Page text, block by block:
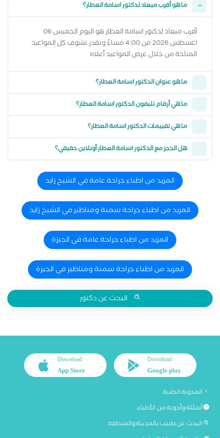
ما هو أقرب ميعاد لدكتور اسامة العطار؟
أقرب ميعاد لدكتور اسامة العطار هو اليوم الخميس 06
اغسطس 2026 من 4:00 مساءً وتقدر تشوف كل المواعيد
المتاحة من خلال عرض المواعيد أعلاه
ما هو عنوان الدكتور اسامة العطار؟
ما هي أرقام تليفون الدكتور اسامة العطار؟
ما هي تقييمات الدكتور اسامة العطار؟
هل الحجز مع الدكتور اسامة العطار أونلاين حقيقي؟
المزيد من اطباء جراحة عامة في الشيخ زايد
المزيد من اطباء جراحة سمنة ومناظير في الشيخ زايد
المزيد من اطباء جراحة عامة في الجيزة
المزيد من اطباء جراحة سمنة ومناظير في الجيزة
البحث عن دكتور
Download
Google play
Download
App Store
المدونة الطبية
أسئلة وأجوبة من الأطباء
البحث عن طبيب بالمدينة والمنطقة